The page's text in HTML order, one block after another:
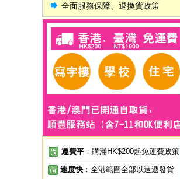
全面服務保障、退換貨政策
運費平 ：購滿HK$200起免運費政策
速度快 ：全港範圍全部以速遞發貨